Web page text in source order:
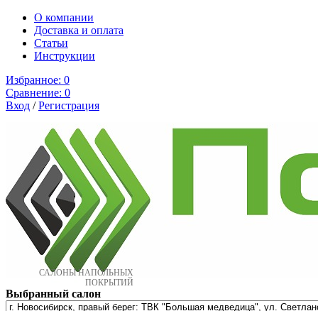
О компании
Доставка и оплата
Cтатьи
Инструкции
Избранное: 0
Сравнение: 0
Вход /Регистрация
САЛОНЫ НАПОЛЬНЫХ
ПОКРЫТИЙ
Выбранный салон